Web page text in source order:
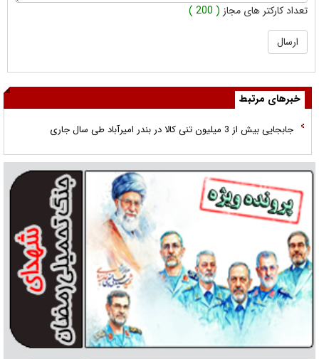
تعداد کارکتر های مجاز ( 200 )
خبرهای مرتبط
جابجایی بیش از 3 میلیون تنی کالا در بندر امیرآباد طی سال جاری